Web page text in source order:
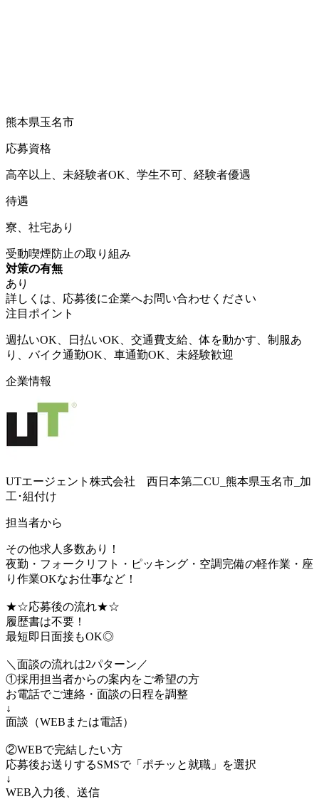
熊本県玉名市
応募資格
高卒以上、未経験者OK、学生不可、経験者優遇
待遇
寮、社宅あり
受動喫煙防止の取り組み
対策の有無
あり
詳しくは、応募後に企業へお問い合わせください
注目ポイント
週払いOK、日払いOK、交通費支給、体を動かす、制服あ
り、バイク通勤OK、車通勤OK、未経験歓迎
企業情報
UTエージェント株式会社 西日本第二CU_熊本県玉名市_加
工･組付け
担当者から
その他求人多数あり！
夜勤・フォークリフト・ピッキング・空調完備の軽作業・座
り作業OKなお仕事など！
★☆応募後の流れ★☆
履歴書は不要！
最短即日面接もOK◎
＼面談の流れは2パターン／
①採用担当者からの案内をご希望の方
お電話でご連絡・面談の日程を調整
↓
面談（WEBまたは電話）
②WEBで完結したい方
応募後お送りするSMSで「ポチッと就職」を選択
↓
WEB入力後、送信